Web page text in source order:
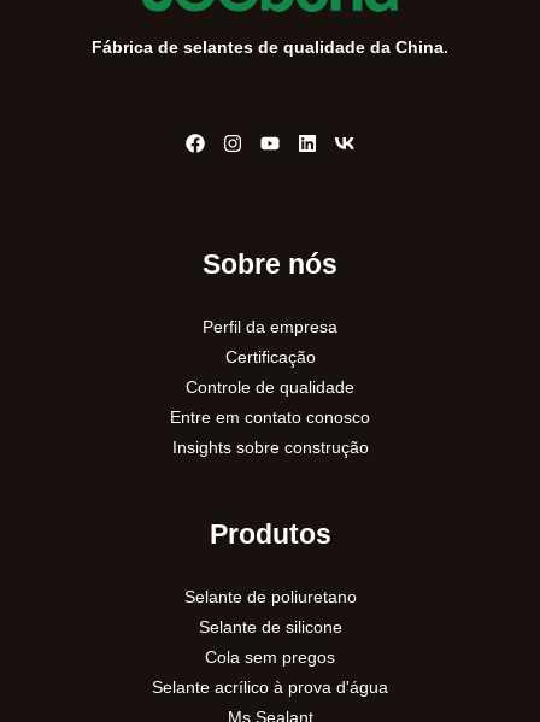
Fábrica de selantes de qualidade da China.
Sobre nós
Perfil da empresa
Certificação
Controle de qualidade
Entre em contato conosco
Insights sobre construção
Produtos
Selante de poliuretano
Selante de silicone
Cola sem pregos
Selante acrílico à prova d'água
Ms Sealant